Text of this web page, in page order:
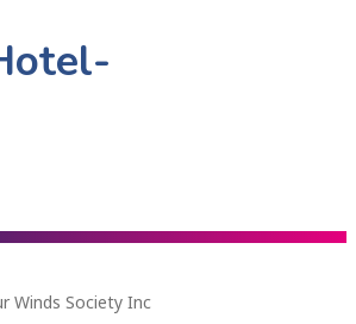
Winds Society Inc